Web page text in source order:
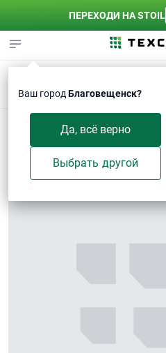
ПЕРЕХОДИ НА STOIL
Ваш город Благовещенск?
Да, всё верно
Выбрать другой